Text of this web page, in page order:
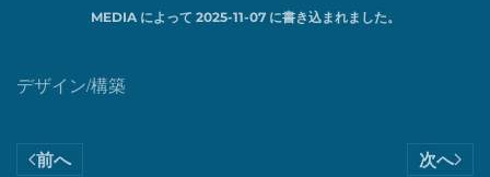
MEDIAによって 2025-11-07に書き込まれました。
デザイン/構築
前へ 次へ